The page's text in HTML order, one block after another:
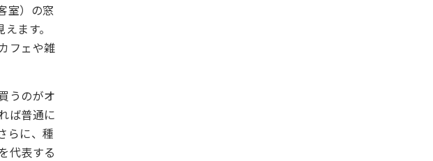
室）の窓
ます。
フェや雑
うのがオ
ば普通に
らに、種
代表する